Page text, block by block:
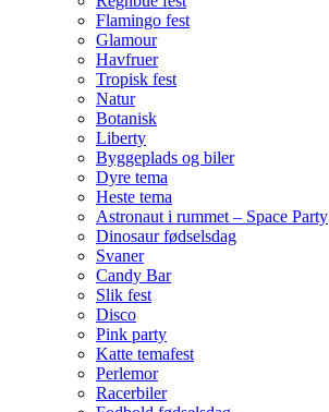
Flamingo fest
Glamour
Havfruer
Tropisk fest
Natur
Botanisk
Liberty
Byggeplads og biler
Dyre tema
Heste tema
Astronaut i rummet – Space Party
Dinosaur fødselsdag
Svaner
Candy Bar
Slik fest
Disco
Pink party
Katte temafest
Perlemor
Racerbiler